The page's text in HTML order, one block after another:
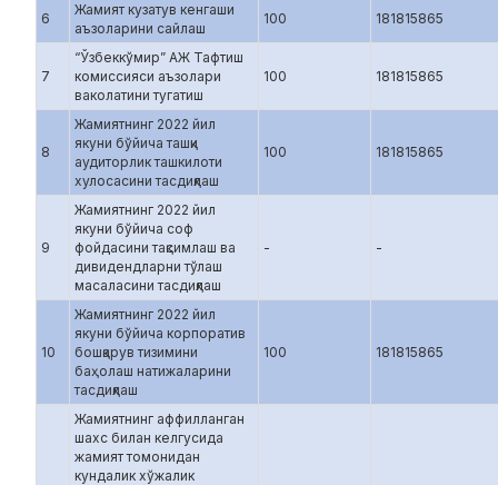
6
Жамият кузатув кенгаши
аъзоларини сайлаш
100 181815865
7
“Ўзбеккўмир” АЖ Тафтиш
комиссияси аъзолари
ваколатини тугатиш
100 181815865
8
Жамиятнинг 2022 йил
якуни бўйича ташқи
аудиторлик ташкилоти
хулосасини тасдиқлаш
100 181815865
9
Жамиятнинг 2022 йил
якуни бўйича соф
фойдасини тақсимлаш ва
дивидендларни тўлаш
масаласини тасдиқлаш
- -
10
Жамиятнинг 2022 йил
якуни бўйича корпоратив
бошқарув тизимини
баҳолаш натижаларини
тасдиқлаш
100 181815865
Жамиятнинг аффилланган
шахс билан келгусида
жамият томонидан
кундалик хўжалик